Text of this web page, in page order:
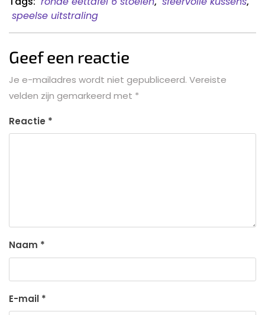
speelse uitstraling
Geef een reactie
Je e-mailadres wordt niet gepubliceerd. Vereiste
velden zijn gemarkeerd met *
Reactie *
Naam *
E-mail *